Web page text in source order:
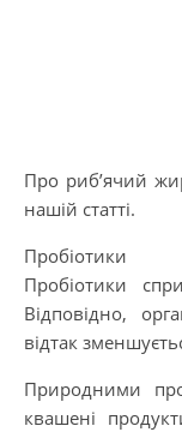
Про риб’ячий
нашій статті.
Пробіотики
Пробіотики
Відповідно,
відтак
Природними
квашені